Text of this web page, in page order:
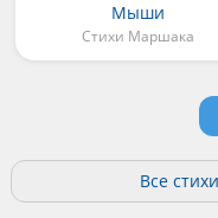
Мыши
Стихи Маршака
Все